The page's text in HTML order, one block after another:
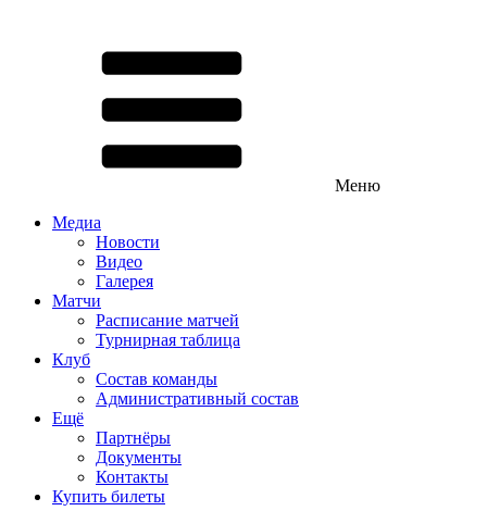
Меню
Медиа
Новости
Видео
Галерея
Матчи
Расписание матчей
Турнирная таблица
Клуб
Состав команды
Административный состав
Ещё
Партнёры
Документы
Контакты
Купить билеты